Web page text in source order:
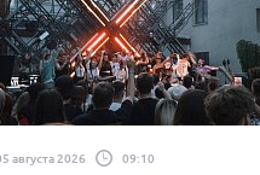
августа 2026 09:10